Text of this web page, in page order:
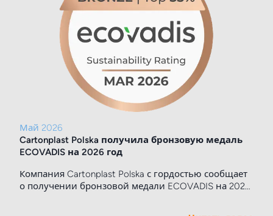
Май 2026
Cartonplast Polska получила бронзовую медаль
ECOVADIS на 2026 год
Компания Cartonplast Polska с гордостью сообщает
о получении бронзовой медали ECOVADIS на 2026